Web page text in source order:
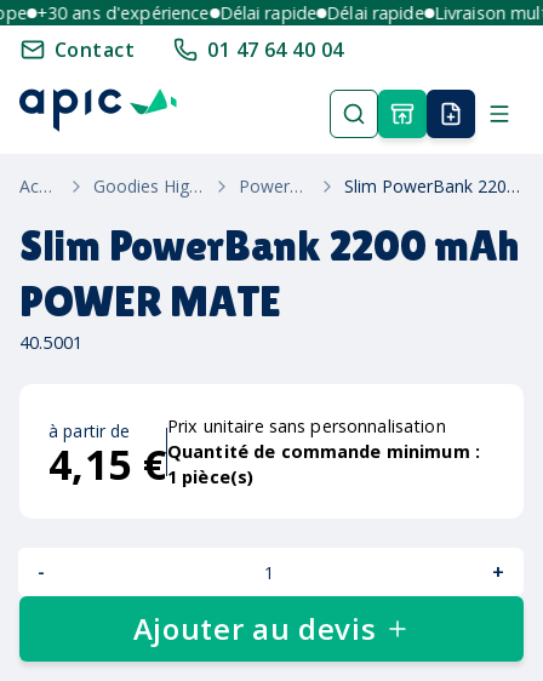
+30 ans d'expérience Délai rapide Délai rapide Livraison multi-
Contact 01 47 64 40 04
Accueil Goodies High-Tech Powerbanks Slim PowerBank 2200 mAh POWER MATE
Slim PowerBank 2200 mAh
POWER MATE
40.5001
à partir de
4,15 €
Prix unitaire sans personnalisation
Quantité de commande minimum :
1 pièce(s)
- +
Ajouter au devis